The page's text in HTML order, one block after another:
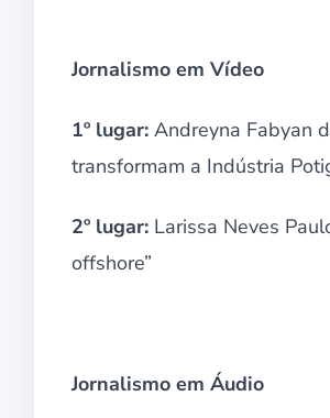
Jornalismo em Vídeo
1º lugar: Andreyna Fabyan
transformam a Indústria
2º lugar: Larissa Neves
offshore”
Jornalismo em Áudio